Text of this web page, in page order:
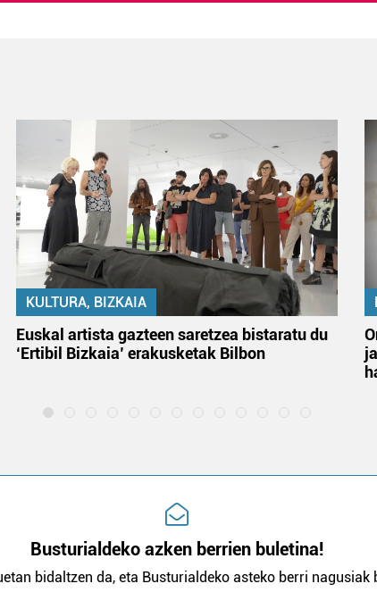
KULTURA, BIZKAIA
Euskal artista gazteen saretzea bistaratu du
‘Ertibil Bizkaia’ erakusketak Bilbon
Busturialdeko azken berrien buletina!
bidaltzen da, eta Busturialdeko asteko berri nagusiak